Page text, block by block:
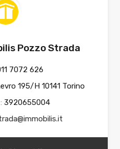
Pozzo Strada
7072 626
195/H 10141 Torino
3920655004